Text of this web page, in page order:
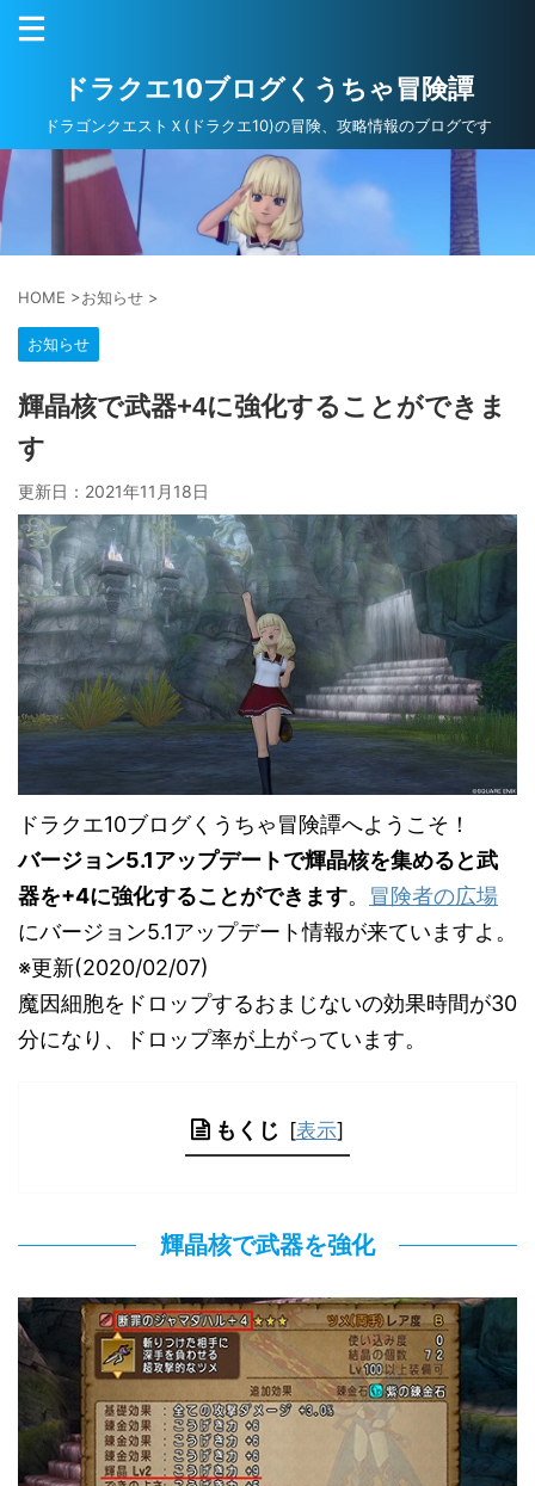
ドラクエ10ブログくうちゃ冒険譚
ドラゴンクエストＸ(ドラクエ10)の冒険、攻略情報のブログです
HOME >お知らせ >
お知らせ
輝晶核で武器+4に強化することができま
す
更新日： 2021年11月18日
ドラクエ10ブログくうちゃ冒険譚へようこそ！
バージョン5.1アップデートで輝晶核を集めると武
器を+4に強化することができます。 冒険者の広場
にバージョン5.1アップデート情報が来ていますよ。
※更新(2020/02/07)
魔因細胞をドロップするおまじないの効果時間が30
分になり、ドロップ率が上がっています。
もくじ [表示]
輝晶核で武器を強化